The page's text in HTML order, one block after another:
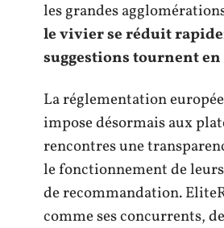
les grandes
le vivier se réduit
suggestions tournent en
La réglementation
impose désormais aux
rencontres une
le fonctionnement de
de recommandation.
comme ses concurrents,